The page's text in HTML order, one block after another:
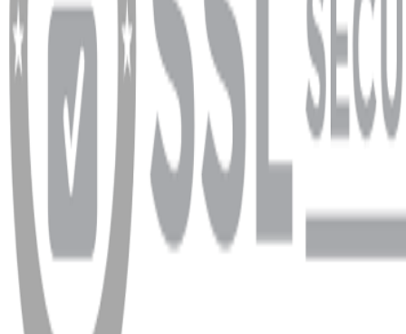
Çalışma Saatleri: Pazartesi - Cuma 09:30 - 19:30, Cumartesi 10:00 - 18:00